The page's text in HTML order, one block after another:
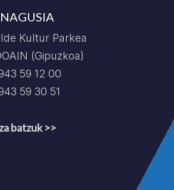
Kultur Parkea
(Gipuzkoa)
59 12 00
59 30 51
batzuk >>